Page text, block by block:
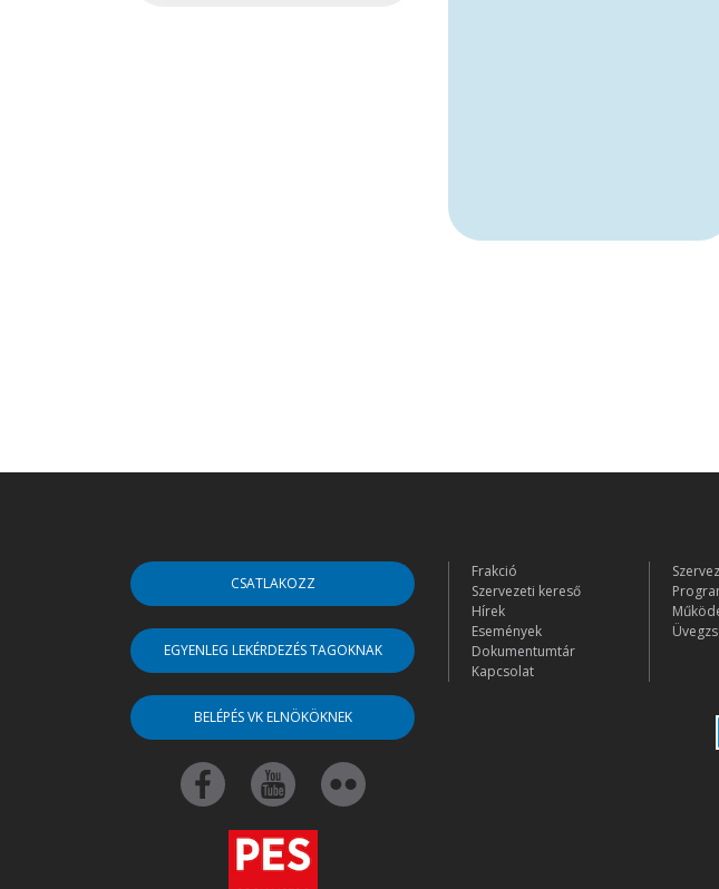
CSATLAKOZZ
EGYENLEG LEKÉRDEZÉS TAGOKNAK
BELÉPÉS VK ELNÖKÖKNEK
Frakció
Szervezeti kereső
Hírek
Események
Dokumentumtár
Kapcsolat